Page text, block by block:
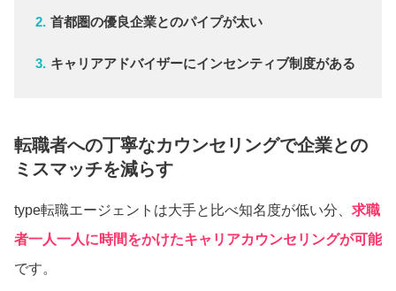
首都圏の優良企業とのパイプが太い
キャリアアドバイザーにインセンティブ制度がある
転職者への丁寧なカウンセリングで企業との
ミスマッチを減らす
type転職エージェントは大手と比べ知名度が低い分、 求職
者一人一人に時間をかけたキャリアカウンセリングが可能
です。